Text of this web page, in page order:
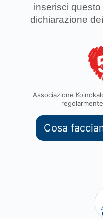
inserisci
dichiarazione
Associazione
Cosa